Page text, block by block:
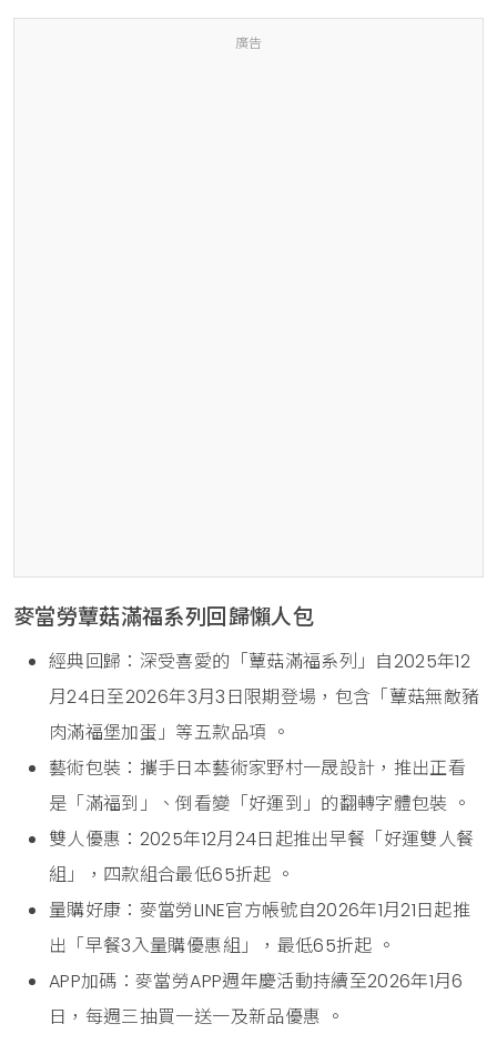
廣告
麥當勞蕈菇滿福系列回歸懶人包
經典回歸：深受喜愛的「蕈菇滿福系列」自2025年12
月24日至2026年3月3日限期登場，包含「蕈菇無敵豬
肉滿福堡加蛋」等五款品項 。
藝術包裝：攜手日本藝術家野村一晟設計，推出正看
是「滿福到」、倒看變「好運到」的翻轉字體包裝 。
雙人優惠：2025年12月24日起推出早餐「好運雙人餐
組」，四款組合最低65折起 。
量購好康：麥當勞LINE官方帳號自2026年1月21日起推
出「早餐3入量購優惠組」，最低65折起 。
APP加碼：麥當勞APP週年慶活動持續至2026年1月6
日，每週三抽買一送一及新品優惠 。